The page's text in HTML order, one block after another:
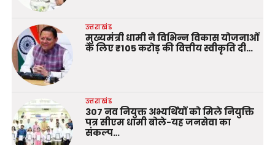
उत्तराखंड
मुख्यमंत्री धामी ने विभिन्न विकास योजनाओं
के लिए ₹105 करोड़ की वित्तीय स्वीकृति दी…
उत्तराखंड
307 नव नियुक्त अभ्यर्थियों को मिले नियुक्ति
पत्र सीएम धामी बोले-यह जनसेवा का
संकल्प…